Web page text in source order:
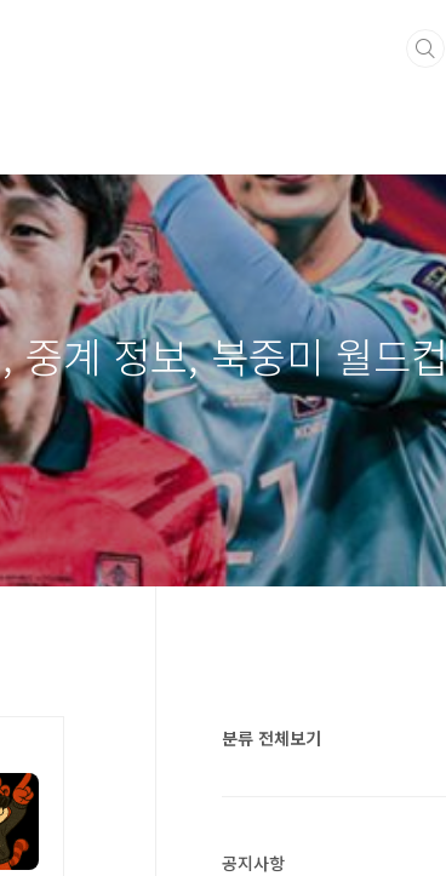
중계 정보, 북중미 월드
분류 전체보기
공지사항